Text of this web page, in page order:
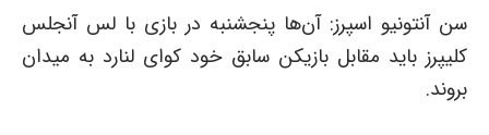
سن آنتونیو اسپرز: آن‌ها پنجشنبه در بازی با لس آنجلس
کلیپرز باید مقابل بازیکن سابق خود کوای لنارد به میدان
بروند.